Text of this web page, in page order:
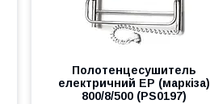
Полотенцесушитель
електричний EP (маркіза)
800/8/500 (PS0197)